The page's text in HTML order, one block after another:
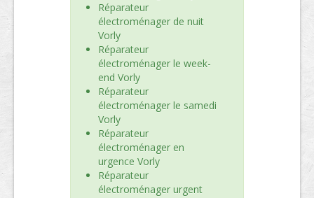
Réparateur
électroménager de nuit
Vorly
Réparateur
électroménager le week-
end Vorly
Réparateur
électroménager le samedi
Vorly
Réparateur
électroménager en
urgence Vorly
Réparateur
électroménager urgent